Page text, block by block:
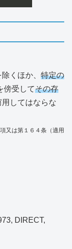
くほか、 特定の
傍受してその存
してはならな
又は第１６４条（適用
DIRECT,